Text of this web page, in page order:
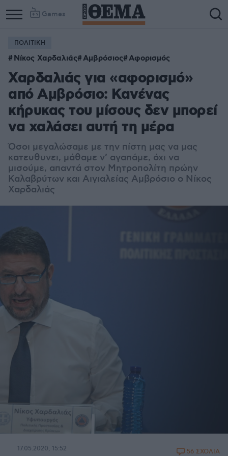
Games
ΠΟΛΙΤΙΚΗ
Νίκος Χαρδαλιάς Αμβρόσιος Αφορισμός
Χαρδαλιάς για «αφορισμό»
από Αμβρόσιο: Κανένας
κήρυκας του μίσους δεν μπορεί
να χαλάσει αυτή τη μέρα
Όσοι μεγαλώσαμε με την πίστη μας να μας
κατευθυνει, μάθαμε ν’ αγαπάμε, όχι να
μισούμε, απαντά στον Μητροπολίτη πρώην
Καλαβρύτων και Αιγιαλείας Αμβρόσιο ο Νίκος
Χαρδαλιάς
17.05.2020, 15:52 56 ΣΧΟΛΙΑ